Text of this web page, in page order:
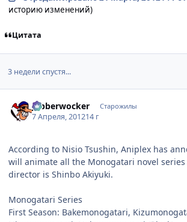
историю изменений)
Цитата
3 недели спустя...
Jabberwocker Старожилы
7 Апреля, 201214 г
According to Nisio Tsushin, Aniplex has
will animate all the Monogatari novel
director is Shinbo Akiyuki.
Monogatari Series
First Season: Bakemonogatari,